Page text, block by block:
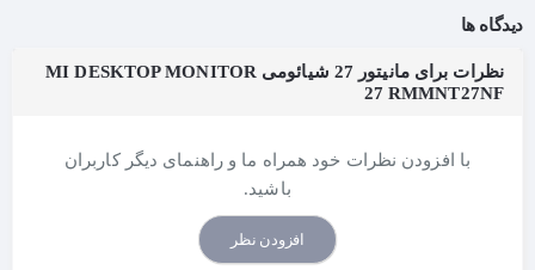
دیدگاه ها
نظرات برای مانیتور 27 شیائومی MI DESKTOP MONITOR
27 RMMNT27NF
با افزودن نظرات خود همراه ما و راهنمای دیگر کاربران
باشید.
افزودن نظر